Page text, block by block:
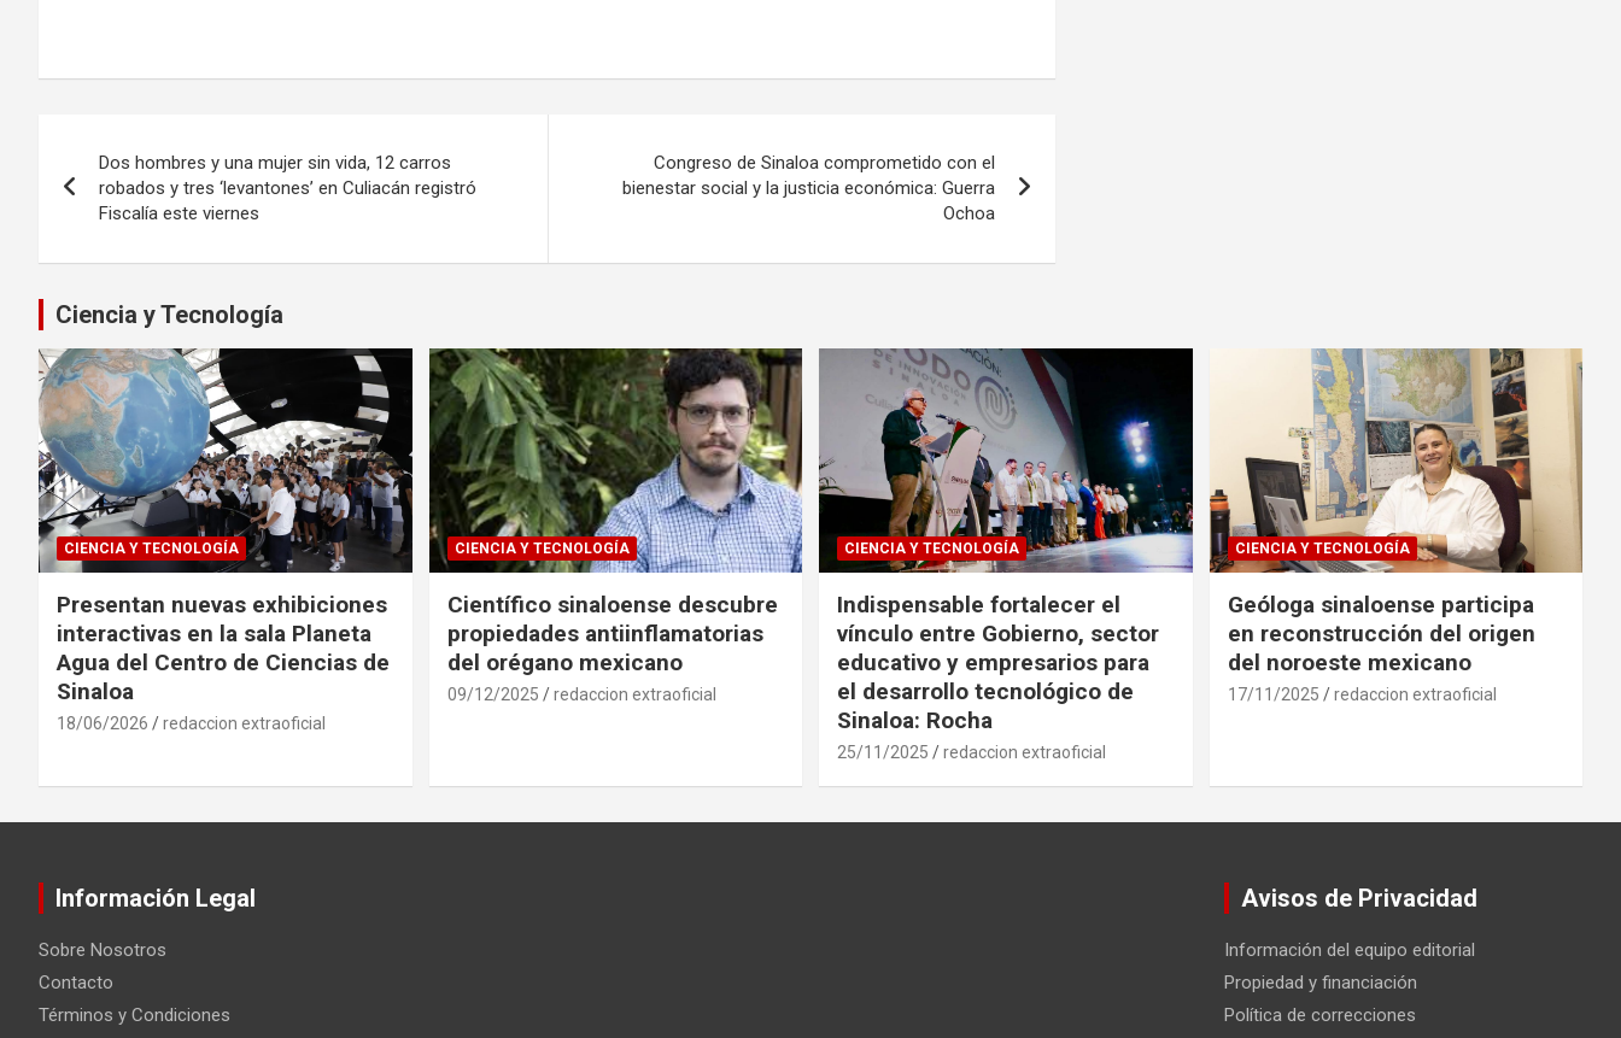
de
Dos hombres y una mujer sin vida, 12 carros
robados y tres ‘levantones’ en Culiacán registró
Fiscalía este viernes
Congreso de Sinaloa comprometido con el
bienestar social y la justicia económica: Guerra
Ochoa
Ciencia y Tecnología
CIENCIA Y TECNOLOGÍA
Presentan nuevas exhibiciones
interactivas en la sala Planeta
Agua del Centro de Ciencias de
Sinaloa
18/06/2026 redaccion extraoficial
CIENCIA Y TECNOLOGÍA
Científico sinaloense descubre
propiedades antiinflamatorias
del orégano mexicano
09/12/2025 redaccion extraoficial
CIENCIA Y TECNOLOGÍA
Indispensable fortalecer el
vínculo entre Gobierno, sector
educativo y empresarios para
el desarrollo tecnológico de
Sinaloa: Rocha
25/11/2025 redaccion extraoficial
CIENCIA Y TECNOLOGÍA
Geóloga sinaloense participa
en reconstrucción del origen
del noroeste mexicano
17/11/2025 redaccion extraoficial
Información Legal
Sobre Nosotros
Contacto
Términos y Condiciones
Avisos de Privacidad
Información del equipo editorial
Propiedad y financiación
Política de correcciones